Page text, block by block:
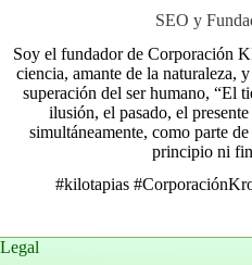
SEO y
Soy el fundador de Corporación
ciencia, amante de la naturaleza,
superación del ser humano, “El
ilusión, el pasado, el
simultáneamente, como parte
principio ni
#kilotapias
Legal